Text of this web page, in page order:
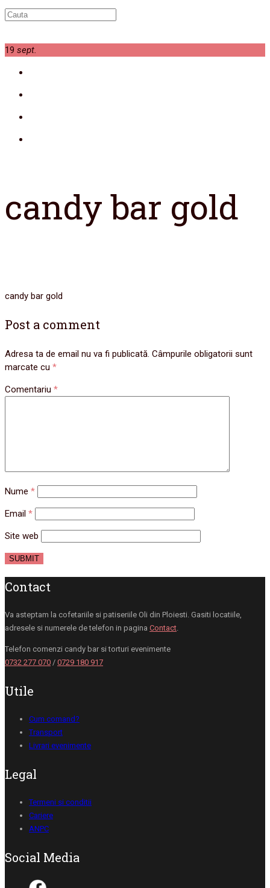
19 sept.
candy bar gold
candy bar gold
Post a comment
Adresa ta de email nu va fi publicată. Câmpurile obligatorii sunt
marcate cu *
Comentariu *
Nume *
Email *
Site web
Contact
Va asteptam la cofetariile si patiseriile Oli din Ploiesti. Gasiti locatiile,
adresele si numerele de telefon in pagina Contact.
Telefon comenzi candy bar si torturi evenimente
0732 277 070 / 0729 180 917
Utile
Cum comand?
Transport
Livrari evenimente
Legal
Termeni si conditii
Cariere
ANPC
Social Media